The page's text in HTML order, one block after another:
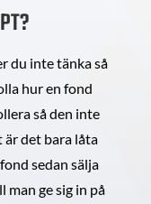
du inte tänka så
hur en fond
så den inte
det bara låta
sedan sälja
man ge sig in på